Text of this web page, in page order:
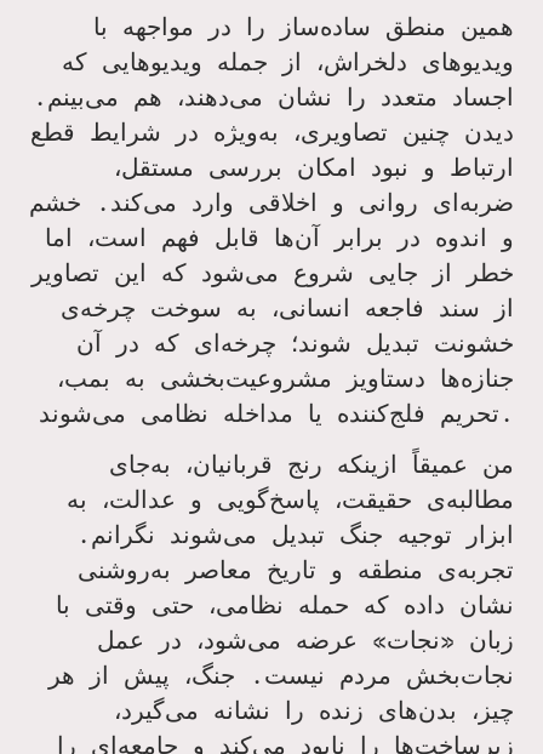
همین منطق ساده‌ساز را در مواجهه با
ویدیوهای دلخراش، از جمله ویدیوهایی که
اجساد متعدد را نشان می‌دهند، هم می‌بینم.
دیدن چنین تصاویری، به‌ویژه در شرایط قطع
ارتباط و نبود امکان بررسی مستقل،
ضربه‌ای روانی و اخلاقی وارد می‌کند. خشم
و اندوه در برابر آن‌ها قابل فهم است، اما
خطر از جایی شروع می‌شود که این تصاویر
از سند فاجعه انسانی، به سوخت چرخه‌ی
خشونت تبدیل شوند؛ چرخه‌ای که در آن
جنازه‌ها دستاویز مشروعیت‌بخشی به بمب،
تحریم فلج‌کننده یا مداخله نظامی می‌شوند.
من عمیقاً ازینکه رنج قربانیان، به‌جای
مطالبه‌ی حقیقت، پاسخ‌گویی و عدالت، به
ابزار توجیه جنگ تبدیل می‌شوند نگرانم.
تجربه‌ی منطقه و تاریخ معاصر به‌روشنی
نشان داده که حمله نظامی، حتی وقتی با
زبان «نجات» عرضه می‌شود، در عمل
نجات‌بخش مردم نیست. جنگ، پیش از هر
چیز، بدن‌های زنده را نشانه می‌گیرد،
زیرساخت‌ها را نابود می‌کند و جامعه‌ای را